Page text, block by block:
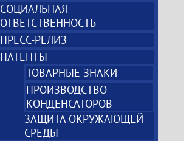
СОЦИАЛЬНАЯ
ОТВЕТСТВЕННОСТЬ
ПРЕСС-РЕЛИЗ
ПАТЕНТЫ
ТОВАРНЫЕ ЗНАКИ
ПРОИЗВОДСТВО
КОНДЕНСАТОРОВ
ЗАЩИТА ОКРУЖАЮЩЕЙ
СРЕДЫ